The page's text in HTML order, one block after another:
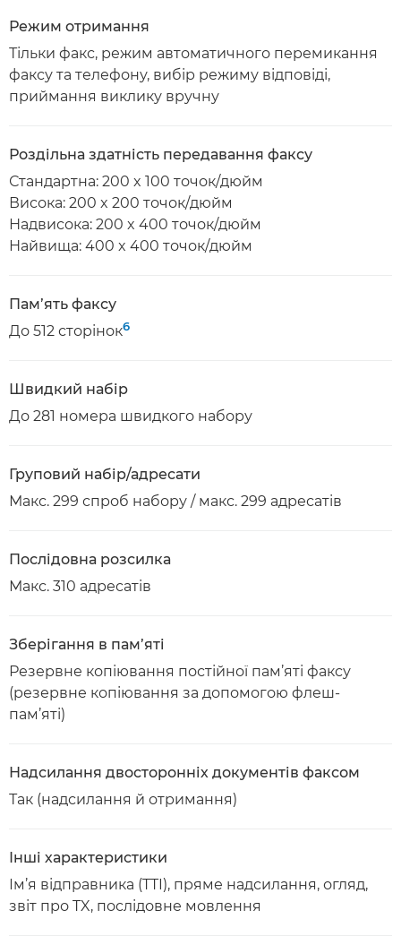
Режим отримання
Тільки факс, режим автоматичного перемикання
факсу та телефону, вибір режиму відповіді,
приймання виклику вручну
Роздільна здатність передавання факсу
Стандартна: 200 x 100 точок/дюйм
Висока: 200 x 200 точок/дюйм
Надвисока: 200 x 400 точок/дюйм
Найвища: 400 x 400 точок/дюйм
Пам’ять факсу
До 512 сторінок6
Швидкий набір
До 281 номера швидкого набору
Груповий набір/адресати
Макс. 299 спроб набору / макс. 299 адресатів
Послідовна розсилка
Макс. 310 адресатів
Зберігання в пам’яті
Резервне копіювання постійної пам’яті факсу
(резервне копіювання за допомогою флеш-
пам’яті)
Надсилання двосторонніх документів факсом
Так (надсилання й отримання)
Інші характеристики
Ім’я відправника (TTI), пряме надсилання, огляд,
звіт про TX, послідовне мовлення